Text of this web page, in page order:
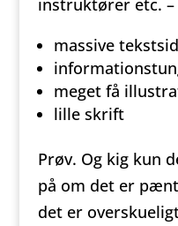
instruktører etc.
massive
meget få
lille skrift
Prøv. Og kig kun
på om det er
det er